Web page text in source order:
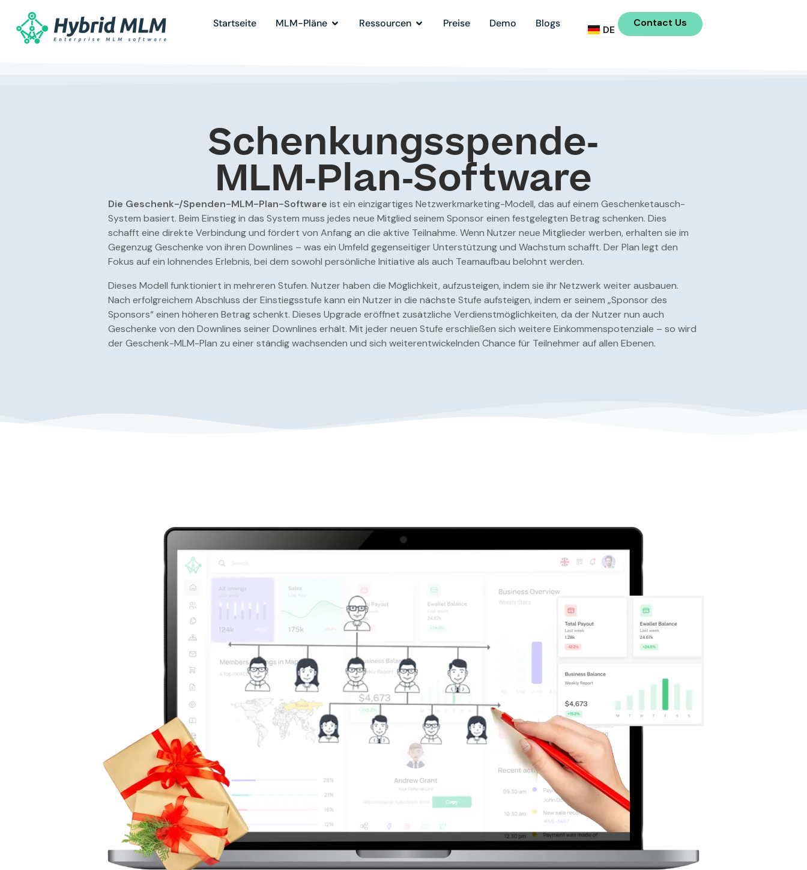
Startseite MLM-Pläne Ressourcen Preise Demo Blogs
DE
IT
Contact Us
Schenkungsspende-
MLM-Plan-Software
Die Geschenk-/Spenden-MLM-Plan-Software ist ein einzigartiges Netzwerkmarketing-Modell, das auf einem Geschenketausch-
System basiert. Beim Einstieg in das System muss jedes neue Mitglied seinem Sponsor einen festgelegten Betrag schenken. Dies
schafft eine direkte Verbindung und fördert von Anfang an die aktive Teilnahme. Wenn Nutzer neue Mitglieder werben, erhalten sie im
Gegenzug Geschenke von ihren Downlines – was ein Umfeld gegenseitiger Unterstützung und Wachstum schafft. Der Plan legt den
Fokus auf ein lohnendes Erlebnis, bei dem sowohl persönliche Initiative als auch Teamaufbau belohnt werden.
Dieses Modell funktioniert in mehreren Stufen. Nutzer haben die Möglichkeit, aufzusteigen, indem sie ihr Netzwerk weiter ausbauen.
Nach erfolgreichem Abschluss der Einstiegsstufe kann ein Nutzer in die nächste Stufe aufsteigen, indem er seinem „Sponsor des
Sponsors“ einen höheren Betrag schenkt. Dieses Upgrade eröffnet zusätzliche Verdienstmöglichkeiten, da der Nutzer nun auch
Geschenke von den Downlines seiner Downlines erhält. Mit jeder neuen Stufe erschließen sich weitere Einkommenspotenziale – so wird
der Geschenk-MLM-Plan zu einer ständig wachsenden und sich weiterentwickelnden Chance für Teilnehmer auf allen Ebenen.